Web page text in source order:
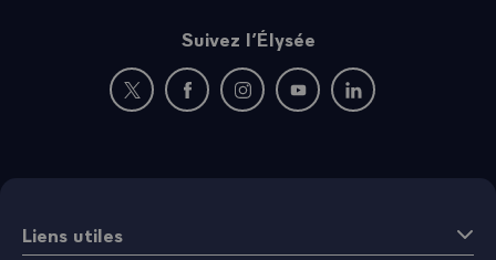
Suivez l’Élysée
Nouvelle fenêtre : rejoignez-nous sur Twitter
Nouvelle fenêtre : rejoignez-nous sur
Nouvelle fenêtre : rejoignez-nous
Nouvelle fenêtre :
Nouvelle fenêtre :
Liens utiles